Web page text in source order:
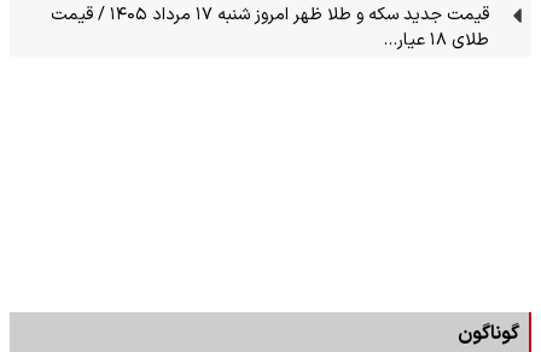
قیمت جدید سکه و طلا ظهر امروز شنبه ۱۷ مرداد ۱۴۰۵ / قیمت
طلای ۱۸ عیار…
گوناگون